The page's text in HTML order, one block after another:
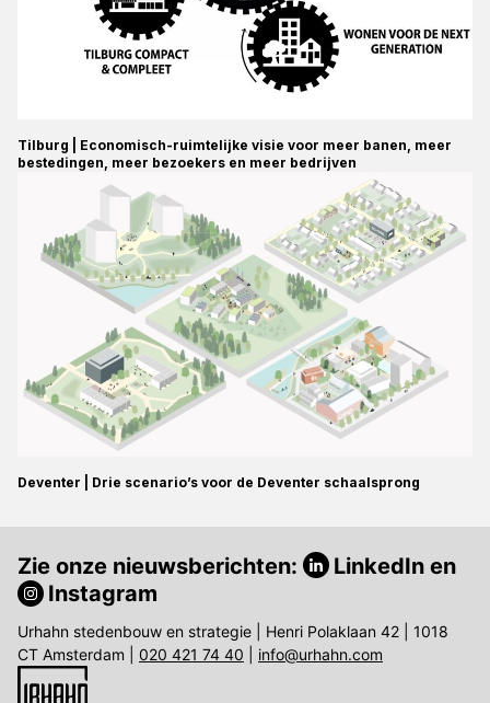
Tilburg | Economisch-ruimtelijke visie voor meer banen, meer
bestedingen, meer bezoekers en meer bedrijven
Deventer | Drie scenario’s voor de Deventer schaalsprong
Zie onze nieuwsberichten: LinkedIn en
Instagram
Urhahn stedenbouw en strategie | Henri Polaklaan 42 | 1018
CT Amsterdam | 020 421 74 40 info@urhahn.com